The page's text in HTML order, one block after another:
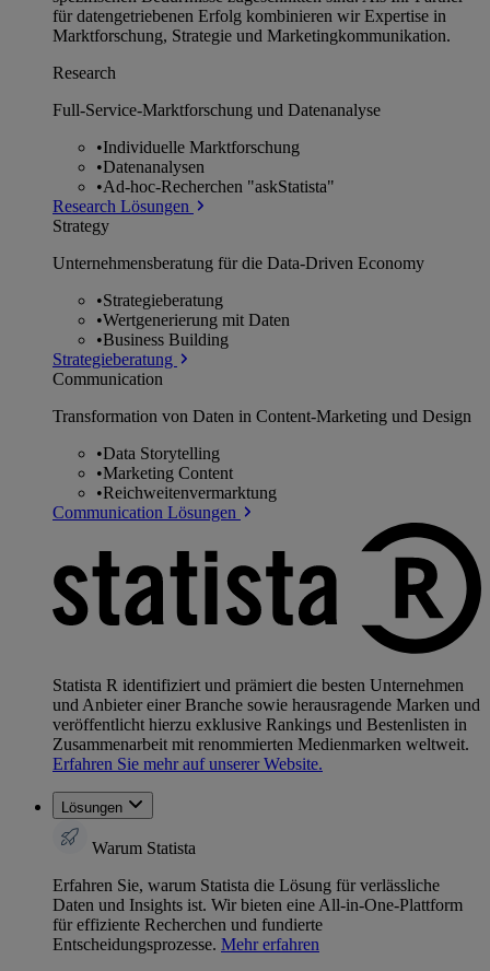
für datengetriebenen Erfolg kombinieren wir Expertise in
Marktforschung, Strategie und Marketingkommunikation.
Research
Full-Service-Marktforschung und Datenanalyse
•Individuelle Marktforschung
•Datenanalysen
•Ad-hoc-Recherchen "askStatista"
Research Lösungen
Strategy
Unternehmens­beratung für die Data-Driven Economy
•Strategieberatung
•Wertgenerierung mit Daten
•Business Building
Strategieberatung
Communication
Transformation von Daten in Content-Marketing und Design
•Data Storytelling
•Marketing Content
•Reichweitenvermarktung
Communication Lösungen
Statista R identifiziert und prämiert die besten Unternehmen
und Anbieter einer Branche sowie herausragende Marken und
veröffentlicht hierzu exklusive Rankings und Bestenlisten in
Zusammenarbeit mit renommierten Medienmarken weltweit.
Erfahren Sie mehr auf unserer Website.
Lösungen
Warum Statista
Erfahren Sie, warum Statista die Lösung für verlässliche
Daten und Insights ist. Wir bieten eine All-in-One-Plattform
für effiziente Recherchen und fundierte
Entscheidungsprozesse. Mehr erfahren